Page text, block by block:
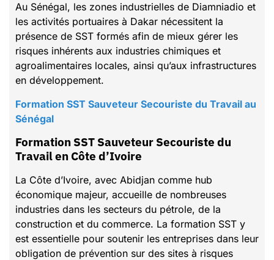
Au Sénégal, les zones industrielles de Diamniadio et
les activités portuaires à Dakar nécessitent la
présence de SST formés afin de mieux gérer les
risques inhérents aux industries chimiques et
agroalimentaires locales, ainsi qu’aux infrastructures
en développement.
Formation SST Sauveteur Secouriste du Travail au
Sénégal
Formation SST Sauveteur Secouriste du
Travail en Côte d’Ivoire
La Côte d’Ivoire, avec Abidjan comme hub
économique majeur, accueille de nombreuses
industries dans les secteurs du pétrole, de la
construction et du commerce. La formation SST y
est essentielle pour soutenir les entreprises dans leur
obligation de prévention sur des sites à risques